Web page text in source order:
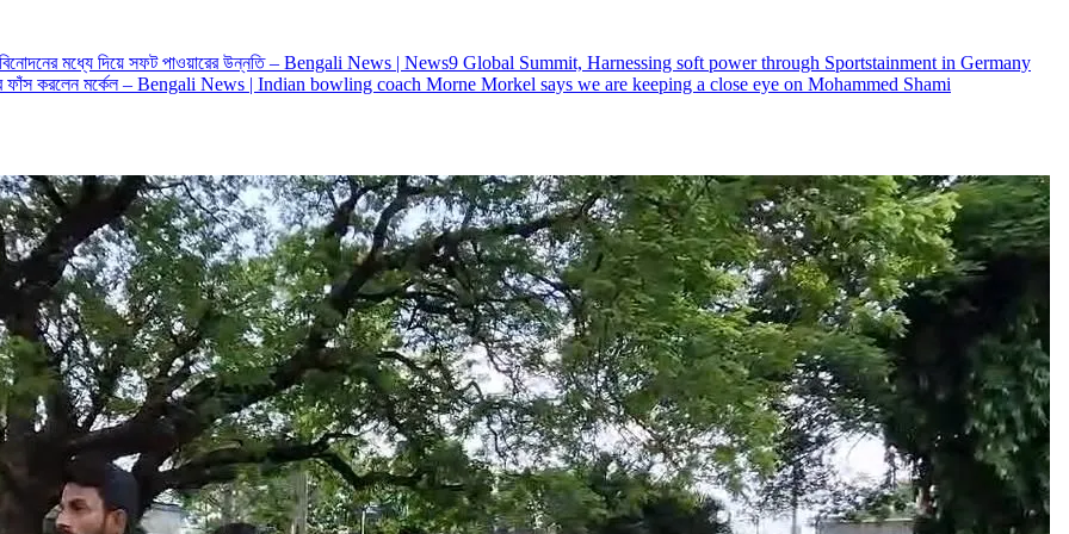
মধ্যে দিয়ে সফট পাওয়ারের উন্নতি – Bengali News | News9 Global Summit, Harnessing soft power through Sportstainment in Germany
খবর ফাঁস করলেন মর্কেল – Bengali News | Indian bowling coach Morne Morkel says we are keeping a close eye on Mohammed Shami